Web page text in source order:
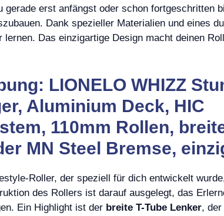
gerade erst anfängst oder schon fortgeschritten
Dank spezieller Materialien und eines
Das einzigartige Design macht deinen
LIONELO WHIZZ
Aluminium Deck, HIC
110mm Rollen,
MN Steel Bremse,
Roller, der speziell für dich entwickelt
des Rollers ist darauf ausgelegt, das
Ein Highlight ist der breite T-Tube Lenker,